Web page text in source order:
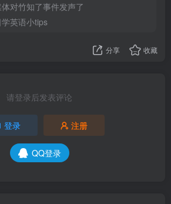
对竹知了事件发声了
英语小tips
分享 收藏
请登录后发表评论
登录 注册
QQ登录